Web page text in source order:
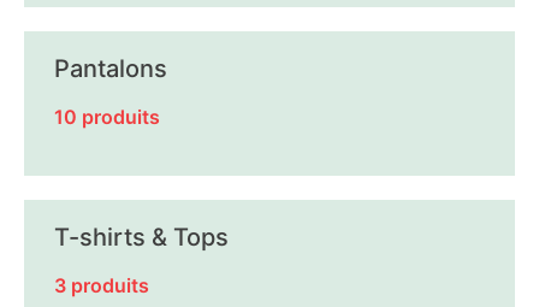
Pantalons
10 produits
T-shirts & Tops
3 produits